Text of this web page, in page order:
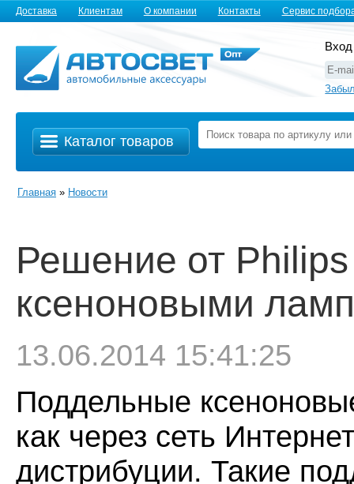
Доставка Клиентам О компании Контакты Сервис
Каталог товаров
Главная » Новости
Решение от
ксеноновыми
13.06.2014 15:41:25
Поддельные
как через сеть
дистрибуции. Такие